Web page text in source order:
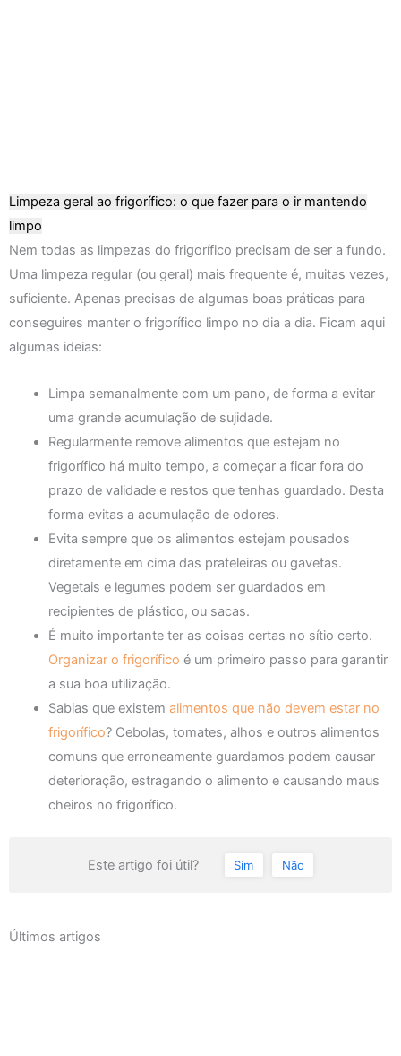
Limpeza geral ao frigorífico: o que fazer para o ir mantendo
limpo
Nem todas as limpezas do frigorífico precisam de ser a fundo.
Uma limpeza regular (ou geral) mais frequente é, muitas vezes,
suficiente. Apenas precisas de algumas boas práticas para
conseguires manter o frigorífico limpo no dia a dia. Ficam aqui
algumas ideias:
Limpa semanalmente com um pano, de forma a evitar
uma grande acumulação de sujidade.
Regularmente remove alimentos que estejam no
frigorífico há muito tempo, a começar a ficar fora do
prazo de validade e restos que tenhas guardado. Desta
forma evitas a acumulação de odores.
Evita sempre que os alimentos estejam pousados
diretamente em cima das prateleiras ou gavetas.
Vegetais e legumes podem ser guardados em
recipientes de plástico, ou sacas.
É muito importante ter as coisas certas no sítio certo.
Organizar o frigorífico é um primeiro passo para garantir
a sua boa utilização.
Sabias que existem alimentos que não devem estar no
frigorífico? Cebolas, tomates, alhos e outros alimentos
comuns que erroneamente guardamos podem causar
deterioração, estragando o alimento e causando maus
cheiros no frigorífico.
Este artigo foi útil? Sim Não
Últimos artigos